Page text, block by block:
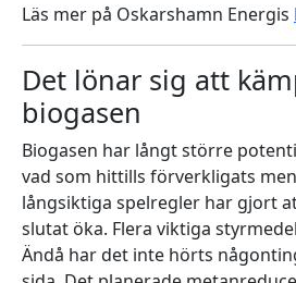
Läs mer på Oskarshamn Energis
Det lönar sig att
biogasen
Biogasen har långt större
vad som hittills förverkligats
långsiktiga spelregler har gjort
slutat öka. Flera viktiga
Ändå har det inte hörts